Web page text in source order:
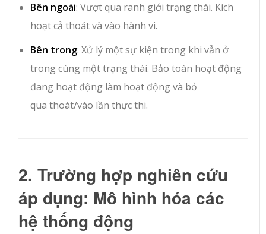
Bên ngoài: Vượt qua ranh giới trạng thái. Kích
hoạt cảthoátvàvào hành vi.
Bên trong: Xử lý một sự kiện trong khi vẫn ở
trong cùng một trạng thái. Bảo toàn hoạt động
đang hoạt động làm hoạt động và bỏ
quathoát/vào lần thực thi.
2. Trường hợp nghiên cứu
áp dụng: Mô hình hóa các
hệ thống động